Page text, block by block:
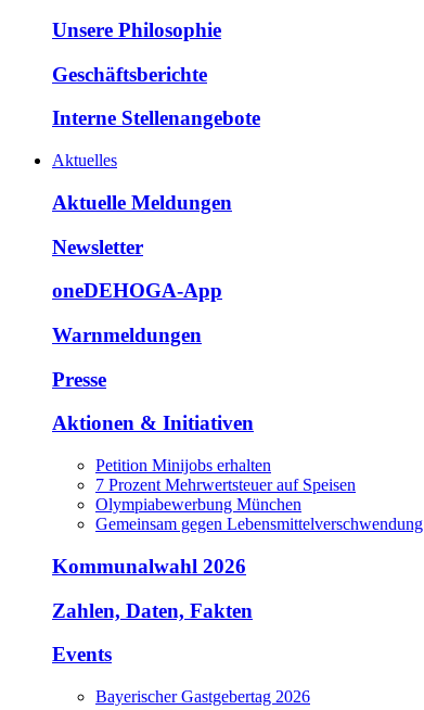
Unsere Philosophie
Geschäftsberichte
Interne Stellenangebote
Aktuelles
Aktuelle Meldungen
Newsletter
oneDEHOGA-App
Warnmeldungen
Presse
Aktionen & Initiativen
Petition Minijobs erhalten
7 Prozent Mehrwertsteuer auf Speisen
Olympiabewerbung München
Gemeinsam gegen Lebensmittelverschwendung
Kommunalwahl 2026
Zahlen, Daten, Fakten
Events
Bayerischer Gastgebertag 2026